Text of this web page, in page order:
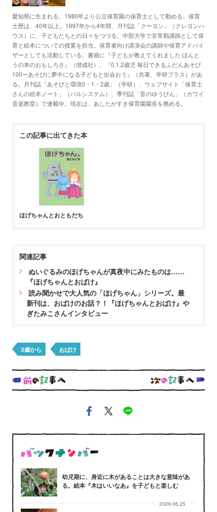
愛知県に生まれる。1980年より公立保育園の保育士として勤める。保育
士歴は、40年以上。1997年から4年間、月刊誌「クーヨン」（クレヨンハ
ウス）に、子どもたちとの日々をつづる。中部大学で非常勤講師として保
育と絵本についての授業を担当。保育者向け講演会の講師や保育アドバイ
ザーとしても活動している。書籍に『子どもが教えてくれました ほんと
うの本のおもしろさ』（偕成社）、『0.1.2歳児 毎日できるふだんあそび
100ーあそびに夢中になる子どもと出会おう』（共著、学研プラス）があ
る。月刊誌「あそびと環境0・1・2歳」（学研）、ウェブサイト「保育士
さんの絵本ノート」（パルシステム）、季刊誌「音のゆうびん」（カワイ
音楽教室）で連載中。現在は、あしたがすき保育園園長を務める。
この記事に出てきた本
ほげちゃんとおともだち
関連記事
ぬいぐるみのほげちゃんが真夜中にみたものは……
『ほげちゃんとおばけ』
読み聞かせで大人気の「ほげちゃん」シリーズ。最
新刊は、おばけのお話？！『ほげちゃんとおばけ』や
ぎたみこさんインタビュー
3歳から おばけ
幼児期に、身近に木があることは大きな意味があ
る。絵本『木はいいなあ』を子どもと楽しむ
2026.06.25